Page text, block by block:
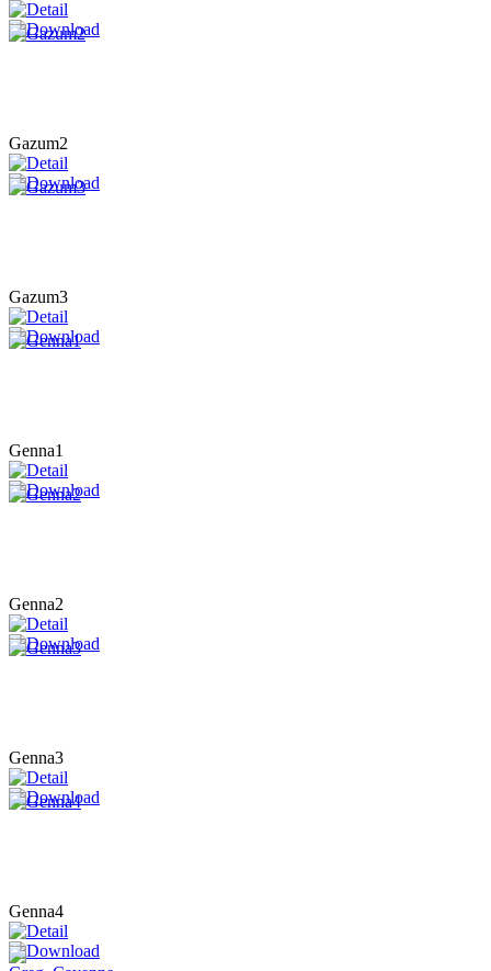
Gazum2
Gazum3
Genna1
Genna2
Genna3
Genna4